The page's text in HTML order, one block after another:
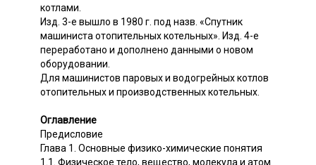
котлами.
Изд. 3-е вышло в 1980 г. под назв. «Спутник
машиниста отопительных котельных». Изд. 4-е
переработано и дополнено данными о новом
оборудовании.
Для машинистов паровых и водогрейных котлов
отопительных и производственных котельных.
Оглавление
Предисловие
Глава 1. Основные физико-химические понятия
1.1. Физическое тело, вещество, молекула и атом